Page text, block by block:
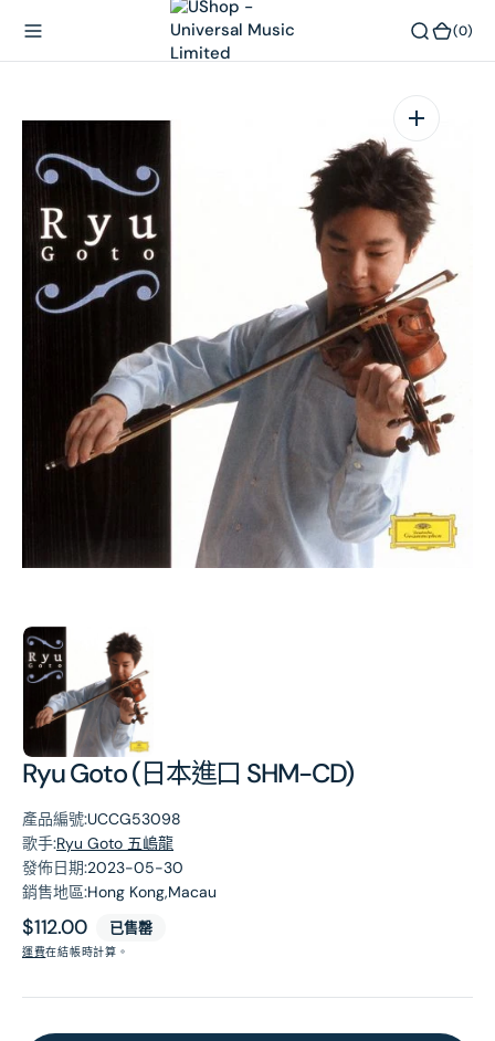
(0)
Ryu Goto (日本進口 SHM-CD)
產品編號:UCCG53098
歌手:Ryu Goto 五嵨龍
發佈日期:2023-05-30
銷售地區:Hong Kong,Macau
原
價
$112.00 已售罄
運費在結帳時計算。
在
相
啟
張